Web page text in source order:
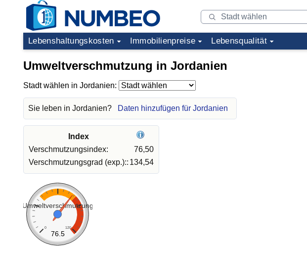
Lebenshaltungskosten Immobilienpreise Lebensqualität
Umweltverschmutzung in Jordanien
Stadt wählen in Jordanien:
Sie leben in Jordanien? Daten hinzufügen für Jordanien
Index
Verschmutzungsindex:
76,50
Verschmutzungsgrad (exp.):: 134,54
Umweltverschmutzung
0 120
76.5